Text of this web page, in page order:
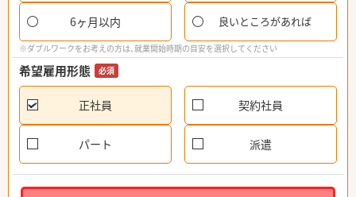
6ヶ月以内 良いところがあれば
※ダブルワークをお考えの方は、就業開始時期の目安を選択してください
希望雇用形態 必須
正社員 契約社員
パート 派遣